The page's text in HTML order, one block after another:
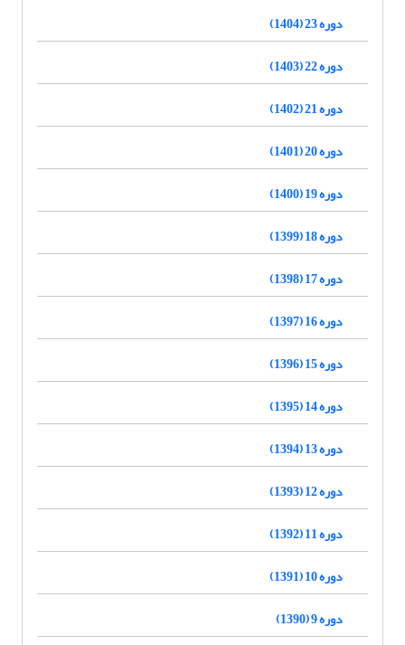
دوره 23 (1404)
دوره 22 (1403)
دوره 21 (1402)
دوره 20 (1401)
دوره 19 (1400)
دوره 18 (1399)
دوره 17 (1398)
دوره 16 (1397)
دوره 15 (1396)
دوره 14 (1395)
دوره 13 (1394)
دوره 12 (1393)
دوره 11 (1392)
دوره 10 (1391)
دوره 9 (1390)